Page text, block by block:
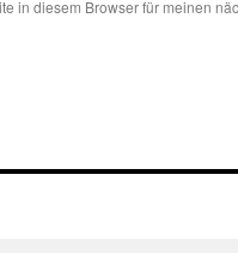
in diesem Browser für meinen